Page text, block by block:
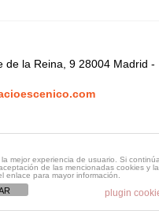
de la Reina, 9 28004 Madrid -
mejor experiencia de usuario. Si
de las mencionadas cookies y la
enlace para mayor información.
plugin